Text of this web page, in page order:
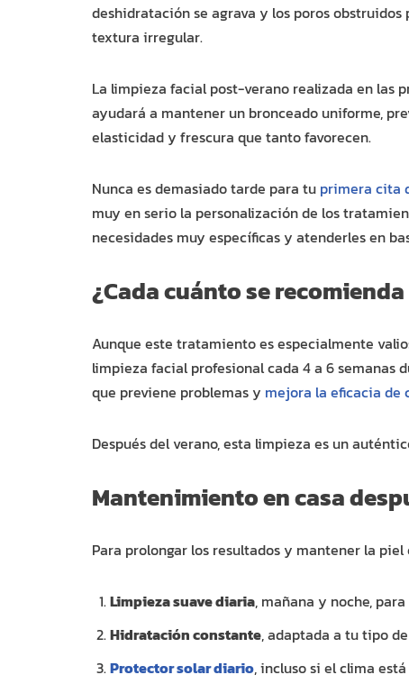
deshidratación se agrava y los poros
textura irregular.
La limpieza facial post-verano realizada en las
ayudará a mantener un bronceado uniforme,
elasticidad y frescura que tanto favorecen.
Nunca es demasiado tarde para tu primera cita
muy en serio la personalización de los
necesidades muy específicas y atenderles en
¿Cada cuánto se
Aunque este tratamiento es especialmente
limpieza facial profesional cada 4 a 6 semanas
que previene problemas y mejora la eficacia de
Después del verano, esta limpieza es un
Mantenimiento en casa
Para prolongar los resultados y mantener la
Limpieza suave diaria, mañana y noche,
Hidratación constante, adaptada a tu tipo
Protector solar diario, incluso si el clima